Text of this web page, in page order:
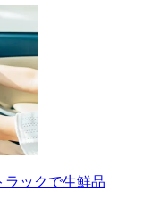
ラックで生鮮品